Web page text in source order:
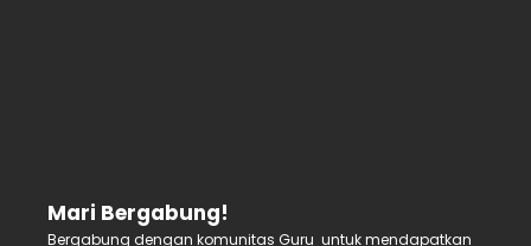
Mari Bergabung!
Bergabung dengan komunitas Guru untuk mendapatkan